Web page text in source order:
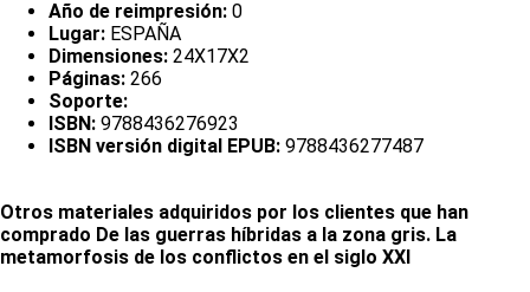
Año de reimpresión: 0
Lugar: ESPAÑA
Dimensiones: 24X17X2
Páginas: 266
Soporte:
ISBN: 9788436276923
ISBN versión digital EPUB: 9788436277487
Otros materiales adquiridos por los clientes que han
comprado De las guerras híbridas a la zona gris. La
metamorfosis de los conflictos en el siglo XXI